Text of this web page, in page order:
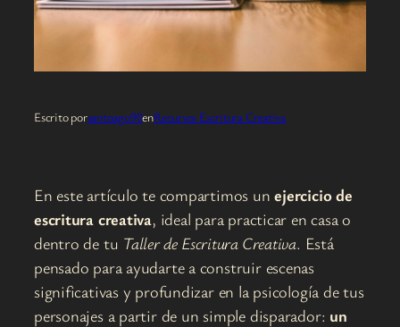
Escrito porsantoago90enRecursos Escritura Creativa
En este artículo te compartimos unejercicio de
escritura creativa, ideal para practicar en casa o
dentro de tu Taller de Escritura Creativa. Está
pensado para ayudarte a construir escenas
significativas y profundizar en la psicología de tus
personajes a partir de un simple disparador: un